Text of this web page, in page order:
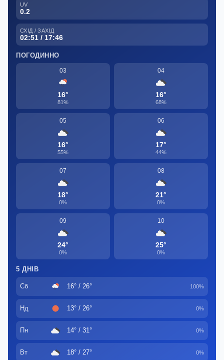
UV
0.2
СХІД / ЗАХІД
02:51 / 17:46
ПОГОДИННО
03
16°
81%
04
16°
68%
05
16°
55%
06
17°
44%
07
18°
0%
08
21°
0%
09
24°
0%
10
25°
0%
5 ДНІВ
Сб 16° / 26° 100%
Нд 13° / 26° 0%
Пн 14° / 31° 0%
Вт 18° / 27° 0%